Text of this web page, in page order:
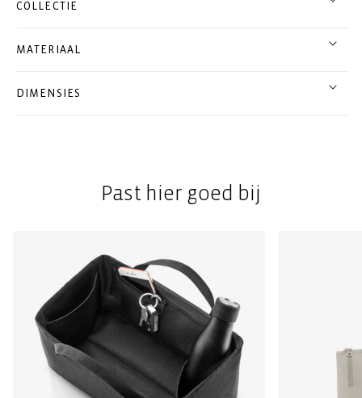
COLLECTIE
MATERIAAL
DIMENSIES
Past hier goed bij